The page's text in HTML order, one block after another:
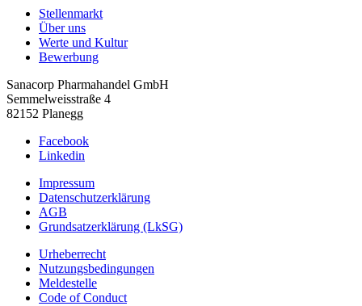
Stellenmarkt
Über uns
Werte und Kultur
Bewerbung
Sanacorp Pharmahandel GmbH
Semmelweisstraße 4
82152 Planegg
Facebook
Linkedin
Impressum
Datenschutzerklärung
AGB
Grundsatzerklärung (LkSG)
Urheberrecht
Nutzungsbedingungen
Meldestelle
Code of Conduct